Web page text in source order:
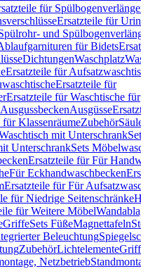
für
Ersatzteile für
und
für Bidets
DichtungenWaschplatz
Ersatzteile für
Ersatzteile für
Ersatzteile für Waschtische für
Ausgüsse
KlassenräumeZubehör
mit Unterschrank
UnterschrankSets
Ersatzteile für Für
Für Eckhandwaschbecken
Ersatzteile für Für
für Niedrige Seitenschränke
für Weitere Möbel
GriffeSets FüßeMagnettafeln
Beleuchtung
ZubehörLichtelemente
Netzbetrieb